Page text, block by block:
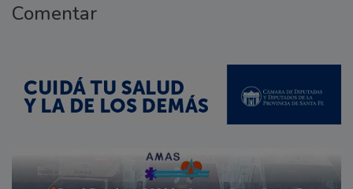
Comentar